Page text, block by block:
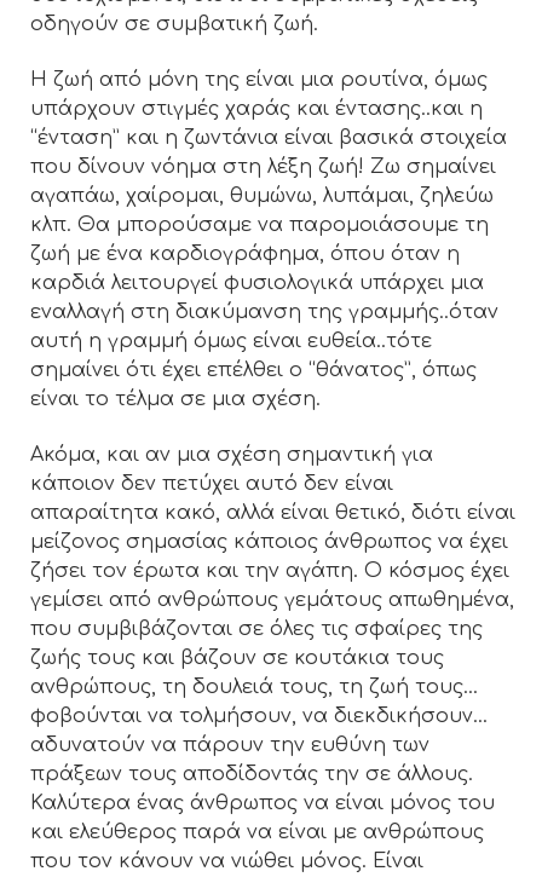
οδηγούν σε συμβατική ζωή.
Η ζωή από μόνη της είναι μια ρουτίνα, όμως
υπάρχουν στιγμές χαράς και έντασης..και η
“ένταση” και η ζωντάνια είναι βασικά στοιχεία
που δίνουν νόημα στη λέξη ζωή! Ζω σημαίνει
αγαπάω, χαίρομαι, θυμώνω, λυπάμαι, ζηλεύω
κλπ. Θα μπορούσαμε να παρομοιάσουμε τη
ζωή με ένα καρδιογράφημα, όπου όταν η
καρδιά λειτουργεί φυσιολογικά υπάρχει μια
εναλλαγή στη διακύμανση της γραμμής..όταν
αυτή η γραμμή όμως είναι ευθεία..τότε
σημαίνει ότι έχει επέλθει ο “θάνατος”, όπως
είναι το τέλμα σε μια σχέση.
Ακόμα, και αν μια σχέση σημαντική για
κάποιον δεν πετύχει αυτό δεν είναι
απαραίτητα κακό, αλλά είναι θετικό, διότι είναι
μείζονος σημασίας κάποιος άνθρωπος να έχει
ζήσει τον έρωτα και την αγάπη. Ο κόσμος έχει
γεμίσει από ανθρώπους γεμάτους απωθημένα,
που συμβιβάζονται σε όλες τις σφαίρες της
ζωής τους και βάζουν σε κουτάκια τους
ανθρώπους, τη δουλειά τους, τη ζωή τους…
φοβούνται να τολμήσουν, να διεκδικήσουν…
αδυνατούν να πάρουν την ευθύνη των
πράξεων τους αποδίδοντάς την σε άλλους.
Καλύτερα ένας άνθρωπος να είναι μόνος του
και ελεύθερος παρά να είναι με ανθρώπους
που τον κάνουν να νιώθει μόνος. Είναι